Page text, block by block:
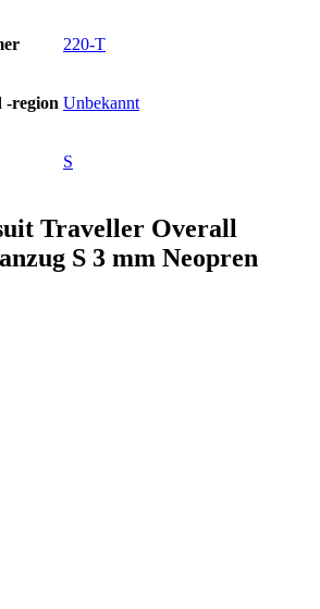
220-T
-region Unbekannt
S
Traveller Overall
S 3 mm Neopren